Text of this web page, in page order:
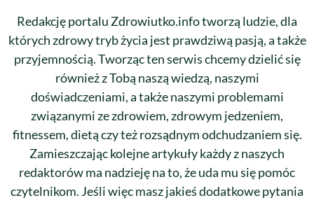
Redakcję portalu Zdrowiutko.info tworzą ludzie, dla
których zdrowy tryb życia jest prawdziwą pasją, a także
przyjemnością. Tworząc ten serwis chcemy dzielić się
również z Tobą naszą wiedzą, naszymi
doświadczeniami, a także naszymi problemami
związanymi ze zdrowiem, zdrowym jedzeniem,
fitnessem, dietą czy też rozsądnym odchudzaniem się.
Zamieszczając kolejne artykuły każdy z naszych
redaktorów ma nadzieję na to, że uda mu się pomóc
czytelnikom. Jeśli więc masz jakieś dodatkowe pytania